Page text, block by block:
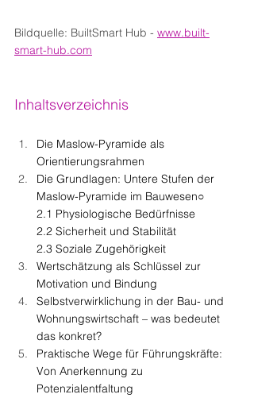
Bildquelle: BuiltSmart Hub - www.built-
smart-hub.com
Inhaltsverzeichnis
Die Maslow-Pyramide als
Orientierungsrahmen
Die Grundlagen: Untere Stufen der
Maslow-Pyramide im Bauwesen○
2.1 Physiologische Bedürfnisse
2.2 Sicherheit und Stabilität
2.3 Soziale Zugehörigkeit
Wertschätzung als Schlüssel zur
Motivation und Bindung
Selbstverwirklichung in der Bau- und
Wohnungswirtschaft – was bedeutet
das konkret?
Praktische Wege für Führungskräfte:
Von Anerkennung zu
Potenzialentfaltung